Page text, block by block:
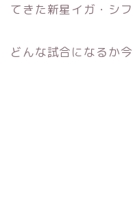
てきた新星イガ・シ
どんな試合になるか